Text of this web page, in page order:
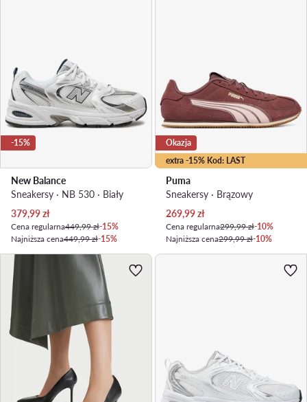
-15%
New Balance
Sneakersy · NB 530 · Biały
Aktualna cena
379,99zł
Cena regularna449,99 zł-15%
Najniższa cena449,99 zł-15%
extra -15% Kod: LAST
Okazja
Puma
Sneakersy · Brązowy
Aktualna cena
269,99zł
Cena regularna299,99 zł-10%
Najniższa cena299,99 zł-10%